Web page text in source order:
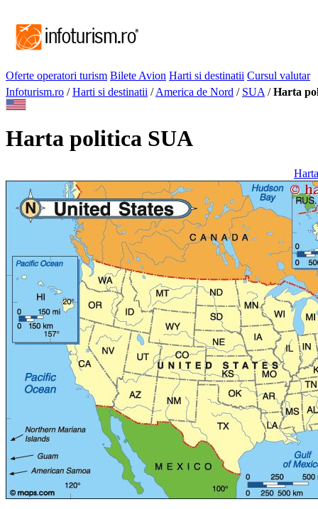
Oferte operatori turism Bilete Avion Harti si destinatii Cursul valutar
Infoturism.ro /Harti si destinatii /America de Nord / SUA /Harta
Harta politica SUA